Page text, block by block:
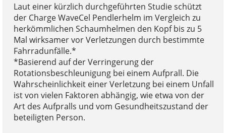
Laut einer kürzlich durchgeführten Studie schützt
der Charge WaveCel Pendlerhelm im Vergleich zu
herkömmlichen Schaumhelmen den Kopf bis zu 5
Mal wirksamer vor Verletzungen durch bestimmte
Fahrradunfälle.*
*Basierend auf der Verringerung der
Rotationsbeschleunigung bei einem Aufprall. Die
Wahrscheinlichkeit einer Verletzung bei einem Unfall
ist von vielen Faktoren abhängig, wie etwa von der
Art des Aufpralls und vom Gesundheitszustand der
beteiligten Person.